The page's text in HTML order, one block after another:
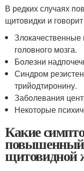
В редких случаях
щитовидки и
Злокачественные
головного мозга.
Болезни
Синдром
трийодтиронину.
Заболевания
Некоторые
Какие
повышенный
щитовидной